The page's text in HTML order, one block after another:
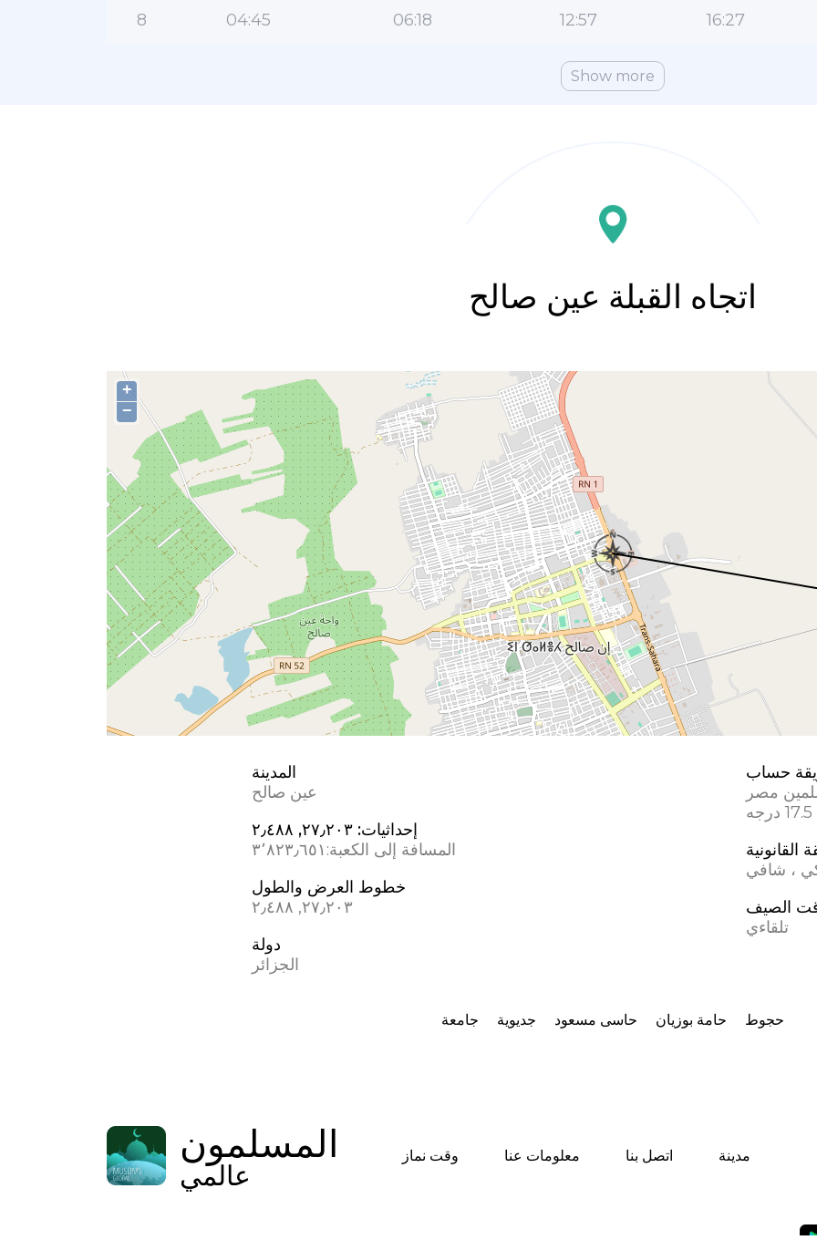
8 04:45 06:18 12:57 16:27
Show more
اتجاه القبلة عين صالح
+
−
المدينة
عين صالح
إحداثيات: ٢٧٫٢٠٣, ٢٫٤٨٨
المسافة إلى الكعبة: ٣٬٨٢٣٫٦٥١
خطوط العرض والطول
٢٧٫٢٠٣, ٢٫٤٨٨
دولة
الجزائر
حساب
مصر
القانونية
، شافي
الصيف
تلقاءي
جامعة جديوية حاسى مسعود حامة بوزيان حجوط
المسلمون
عالمي وقت نماز معلومات عنا اتصل بنا مدينة